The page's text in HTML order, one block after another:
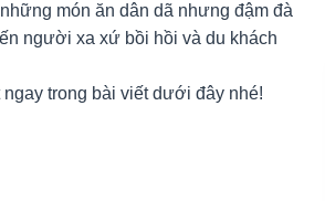
món ăn dân dã nhưng đậm đà
người xa xứ bồi hồi và du khách
ngay trong bài viết dưới đây nhé!